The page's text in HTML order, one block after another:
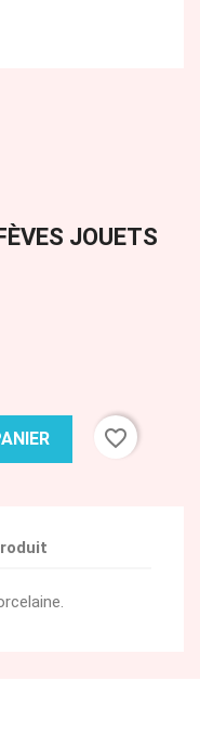
JOUETS
favorite_border